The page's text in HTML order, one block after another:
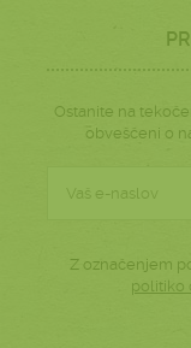
Ostanite na
obveščeni o
Z označenjem
politiko